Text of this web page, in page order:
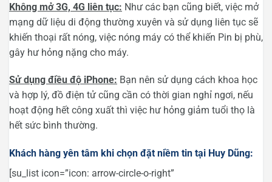
Không mở 3G, 4G liên tục: Như các bạn cũng biết, việc mở
mạng dữ liệu di động thường xuyên và sử dụng liên tục sẽ
khiến thoại rất nóng, việc nóng máy có thể khiến Pin bị phù,
gây hư hỏng nặng cho máy.
Sử dụng điều độ iPhone: Bạn nên sử dụng cách khoa học
và hợp lý, đồ điện tử cũng cần có thời gian nghỉ ngơi, nếu
hoạt động hết công xuất thì việc hư hỏng giảm tuổi thọ là
hết sức bình thường.
Khách hàng yên tâm khi chọn đặt niềm tin tại Huy Dũng:
[su_list icon=”icon: arrow-circle-o-right”